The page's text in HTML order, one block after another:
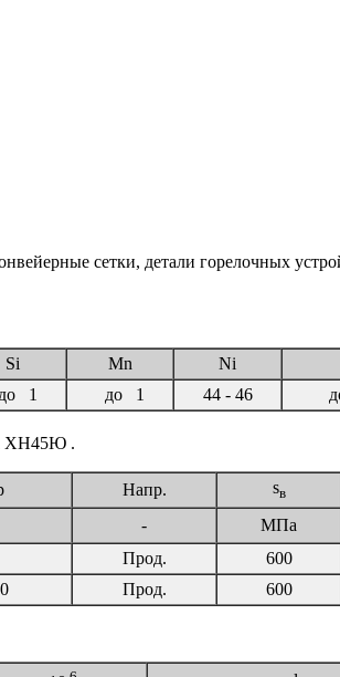
сетки, детали горелочных
Si Mn Ni
1 до 1 44 - 46
ХН45Ю .
Напр. sв
- МПа
Прод. 600
Прод. 600